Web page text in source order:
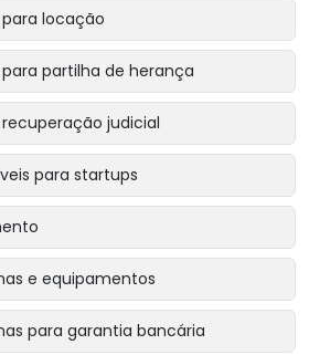
locação
partilha de herança
judicial
para startups
e equipamentos
para garantia bancária